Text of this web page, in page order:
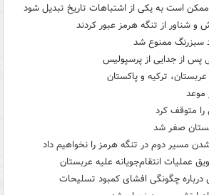
است به یکی از اشتباهات تاریخ تبدیل شود
سبزرنگ ممنوع شد
پس از جدایی از پرسپولیس
ترکیه و پاکستان
را متوقف کرد
صفر شد
مسیر دوم در تنگه هرمز را نخواهیم داد
عملیات انتقام‌جویانه علیه عربستان
درباره چگونگی افشای کمبود تسلیحات